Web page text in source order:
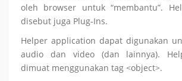
oleh browser untuk “membantu”.
disebut juga Plug-Ins.
Helper application dapat digunakan
audio dan video (dan lainnya).
dimuat menggunakan tag <object>.